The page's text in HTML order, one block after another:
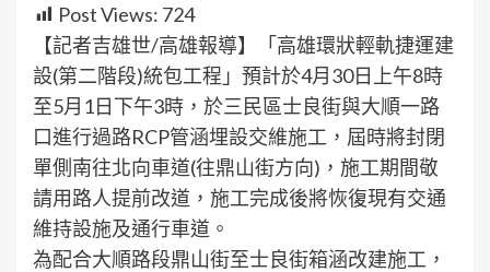
Post Views: 724
【記者吉雄世/高雄報導】「高雄環狀輕軌捷運建
設(第二階段)統包工程」預計於4月30日上午8時
至5月1日下午3時，於三民區士良街與大順一路
口進行過路RCP管涵埋設交維施工，屆時將封閉
單側南往北向車道(往鼎山街方向)，施工期間敬
請用路人提前改道，施工完成後將恢復現有交通
維持設施及通行車道。
為配合大順路段鼎山街至士良街箱涵改建施工，